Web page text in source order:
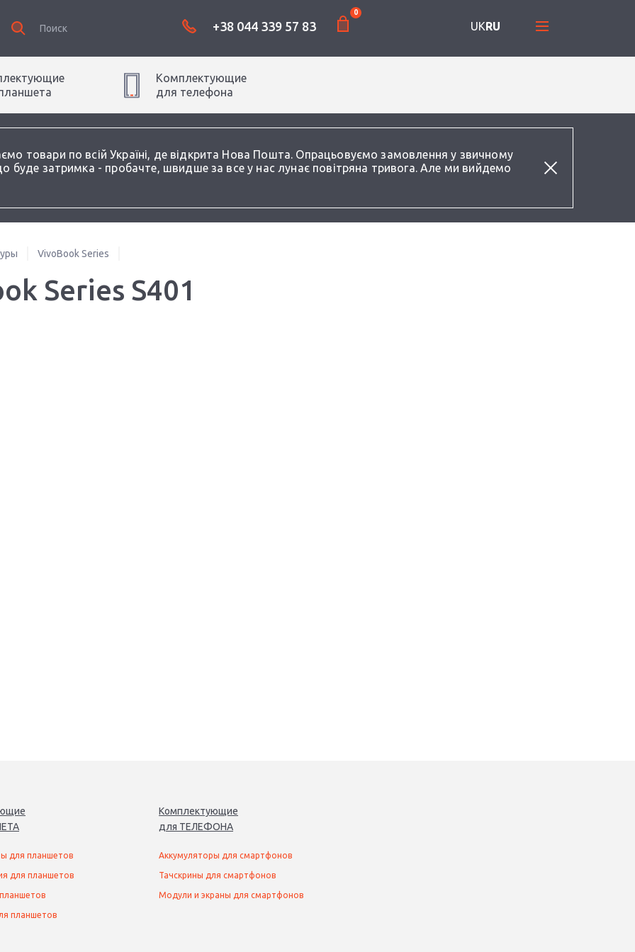
товари по всій Україні, де відкрита Нова Пошта. Опрацьовуємо замовлення у звичному
буде затримка - пробачте, швидше за все у нас лунає повітряна тривога. Але ми вийдемо
+38 044 339 57 83
0
UKRU
а
Комплектующие
для телефона
VivoBook Series
Series S401
А
для планшетов
для планшетов
планшетов
Комплектующие
для ТЕЛЕФОНА
Аккумуляторы для смартфонов
Тачскрины для смартфонов
Модули и экраны для смартфонов